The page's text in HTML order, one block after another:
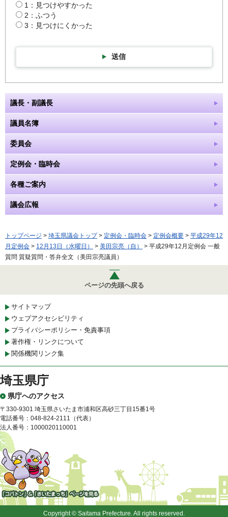
1：見つけやすかった
2：ふつう
3：見つけにくかった
送信
議長・副議長
議員名簿
委員会
定例会・臨時会
各種ご案内
議会広報
トップページ > 埼玉県議会トップ> 定例会・臨時会 > 定例会概要 > 平成29年12
月定例会 > 12月13日（水曜日） > 美田宗亮（自）
> 平成29年12月定例会 一般
質問 質疑質問・答弁全文（美田宗亮議員）
ページの先頭へ戻る
サイトマップ
ウェブアクセシビリティ
プライバシーポリシー・免責事項
著作権・リンクについて
関係機関リンク集
埼玉県庁
県庁へのアクセス
〒330-9301 埼玉県さいたま市浦和区高砂三丁目15番1号
電話番号：048-824-2111（代表）
法人番号：1000020110001
「コバトン」&「さいたまっ
Copyright © Saitama Prefecture. All rights reserved.